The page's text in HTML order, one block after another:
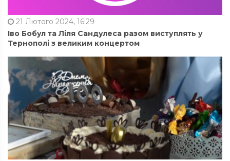
21 Лютого 2024, 16:29
Іво Бобул та Ліля Сандулеса разом виступлять у
Тернополі з великим концертом